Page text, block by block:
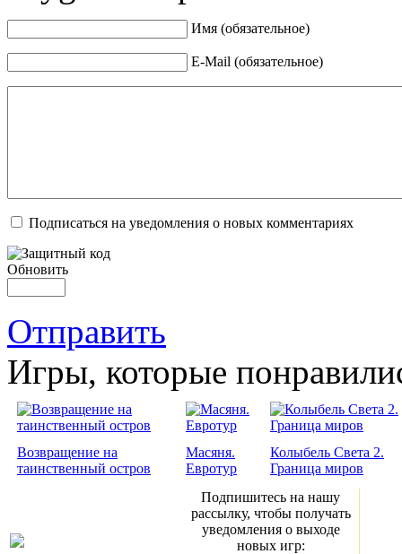
Имя (обязательное)
E-Mail (обязательное)
Подписаться на уведомления о новых комментариях
Обновить
Отправить
Игры, которые
Возвращение на
таинственный остров
Масяня.
Евротур
Колыбель Света 2.
Граница миров
Подпишитесь на нашу
рассылку, чтобы получать
уведомления о выходе
новых игр: